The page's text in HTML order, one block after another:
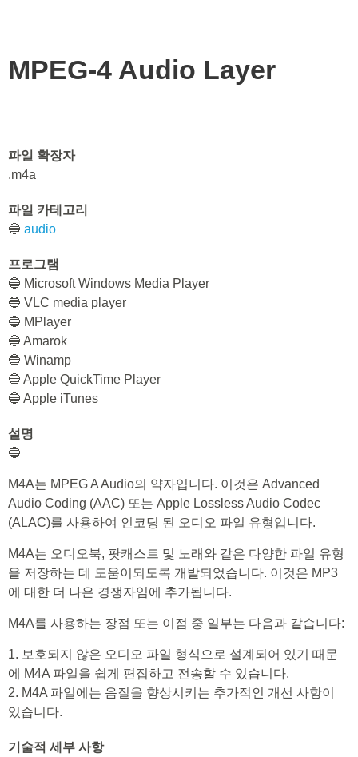
MPEG-4 Audio Layer
파일 확장자
.m4a
파일 카테고리
🔵 audio
프로그램
🔵 Microsoft Windows Media Player
🔵 VLC media player
🔵 MPlayer
🔵 Amarok
🔵 Winamp
🔵 Apple QuickTime Player
🔵 Apple iTunes
설명
🔵
M4A는 MPEG A Audio의 약자입니다. 이것은 Advanced
Audio Coding (AAC) 또는 Apple Lossless Audio Codec
(ALAC)를 사용하여 인코딩 된 오디오 파일 유형입니다.
M4A는 오디오북, 팟캐스트 및 노래와 같은 다양한 파일 유형
을 저장하는 데 도움이되도록 개발되었습니다. 이것은 MP3
에 대한 더 나은 경쟁자임에 추가됩니다.
M4A를 사용하는 장점 또는 이점 중 일부는 다음과 같습니다:
1. 보호되지 않은 오디오 파일 형식으로 설계되어 있기 때문
에 M4A 파일을 쉽게 편집하고 전송할 수 있습니다.
2. M4A 파일에는 음질을 향상시키는 추가적인 개선 사항이
있습니다.
기술적 세부 사항